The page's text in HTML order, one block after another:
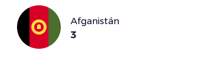
Afganistán
3